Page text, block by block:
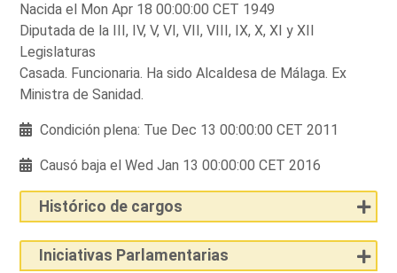
Nacida el Mon Apr 18 00:00:00 CET 1949
Diputada de la III, IV, V, VI, VII, VIII, IX, X, XI y XII
Legislaturas
Casada. Funcionaria. Ha sido Alcaldesa de Málaga. Ex
Ministra de Sanidad.
Condición plena: Tue Dec 13 00:00:00 CET 2011
Causó baja el Wed Jan 13 00:00:00 CET 2016
Histórico de cargos
Iniciativas Parlamentarias